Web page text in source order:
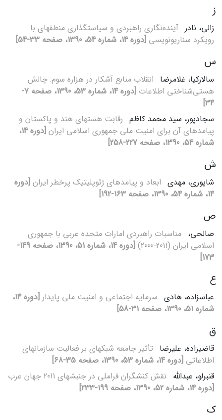
ز
زالی، نادر آینده‌نگاری راهبردی و سیاست‏گذاری منطقه‏ای با
رویکرد سناریونویسی [دوره 14، شماره 54، 1390، صفحه 33-54]
س
سالارکیا، غلامرضا انقلاب منابع آشکار در هزاره سوم: چالش‌
هستی‌شناختی اطلاعات
[دوره 14، شماره 53، 1390، صفحه 7-
34]
سجادپور، سید محمد کاظم رقابت هسته‏ای هند و پاکستان و
پیامدهای آن برای امنیت ملی جمهوری اسلامی ایران
[دوره 14،
شماره 54، 1390، صفحه 227-258]
ش
شاپوری، مهدی ابعاد و پیامدهای ژئوپلیتیک پرخطر ایران [دوره
14، شماره 54، 1390، صفحه 163-192]
ص
صالحی، مناسبات راهبردی امارات متحده عربی با جمهوری
اسلامی ایران (2011-2000)
[دوره 14، شماره 51، 1390، صفحه 149-
173]
ع
عباس‏زاده، هادی سرمایه اجتماعی و امنیت ملی پایدار
[دوره 14،
شماره 51، 1390، صفحه 31-58]
ق
قاضی‏زاده، علیرضا تأثیر‏ جامعه شبکه‏ای بر فعالیت سازمان‏ها‏ی
اطلاعاتی [دوره 14، شماره 53، 1390، صفحه 35-68]
قنبرلو، عبدالله نقش کنش‏گران فراملی در جنبش‏های 2011 جهان عرب
[دوره 14، شماره 52، 1390، صفحه 199-233]
ک